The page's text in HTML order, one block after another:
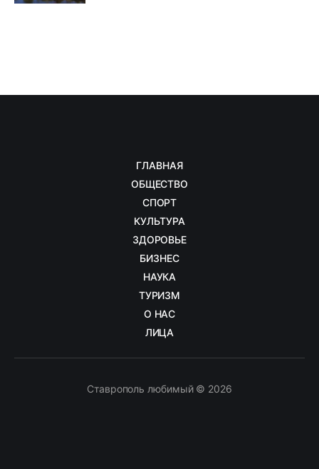
ГЛАВНАЯ
ОБЩЕСТВО
СПОРТ
КУЛЬТУРА
ЗДОРОВЬЕ
БИЗНЕС
НАУКА
ТУРИЗМ
О НАС
ЛИЦА
Ставрополь любимый © 2026